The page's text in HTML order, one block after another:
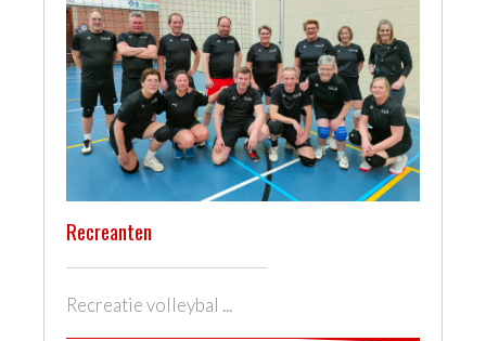
Recreanten
Recreatie volleybal ...